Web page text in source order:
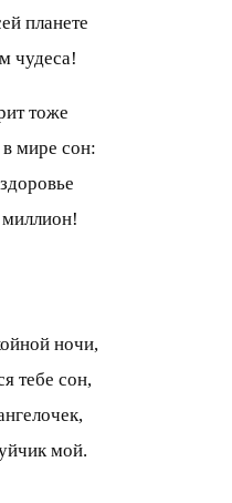
планете
чудеса!
тоже
мире сон:
ночи,
тебе сон,
мой.